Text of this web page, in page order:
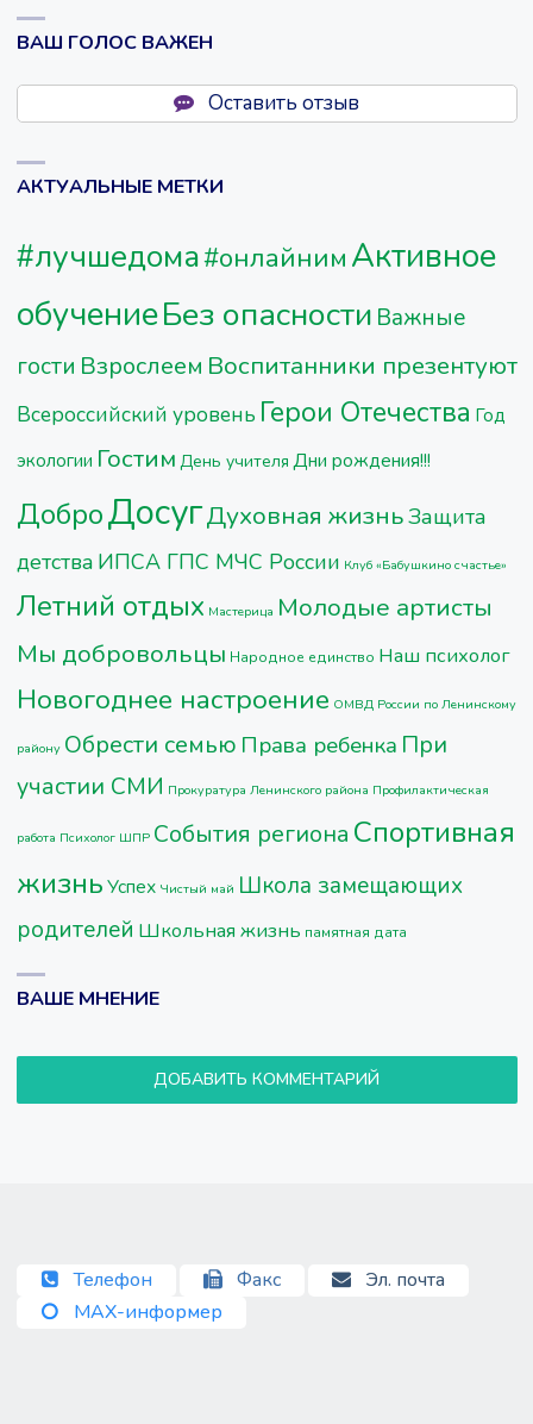
ВАШ ГОЛОС ВАЖЕН
Оставить отзыв
АКТУАЛЬНЫЕ МЕТКИ
#лучшедома#онлайнимАктивное
обучениеБез опасности Важные
гости Взрослеем Воспитанники презентуют
Всероссийский уровень Герои Отечества Год
экологии Гостим День учителя Дни рождения!!!
ДоброДосугДуховная жизньЗащита
детства ИПСА ГПС МЧС России Клуб «Бабушкино счастье»
Летний отдых Мастерица Молодые артисты
Мы добровольцы Народное единство Наш психолог
Новогоднее настроение ОМВД России по Ленинскому
району Обрести семью Права ребенка При
участии СМИ Прокуратура Ленинского района Профилактическая
работа Психолог ШПР События региона Спортивная
жизньУспех Чистый май Школа замещающих
родителей Школьная жизнь памятная дата
ВАШЕ МНЕНИЕ
ДОБАВИТЬ КОММЕНТАРИЙ
Телефон Факс
Эл. почта
MAX-информер